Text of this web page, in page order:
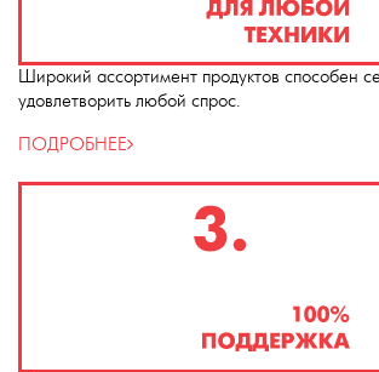
Широкий ассортимент продуктов способен
удовлетворить любой спрос.
ПОДРОБНЕЕ